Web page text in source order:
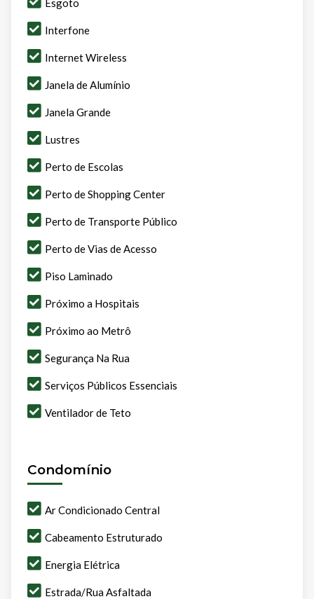
Interfone
Internet Wireless
Janela de Alumínio
Janela Grande
Lustres
Perto de Escolas
Perto de Shopping Center
Perto de Transporte Público
Perto de Vias de Acesso
Piso Laminado
Próximo a Hospitais
Próximo ao Metrô
Segurança Na Rua
Serviços Públicos Essenciais
Ventilador de Teto
Condomínio
Ar Condicionado Central
Cabeamento Estruturado
Energia Elétrica
Estrada/Rua Asfaltada